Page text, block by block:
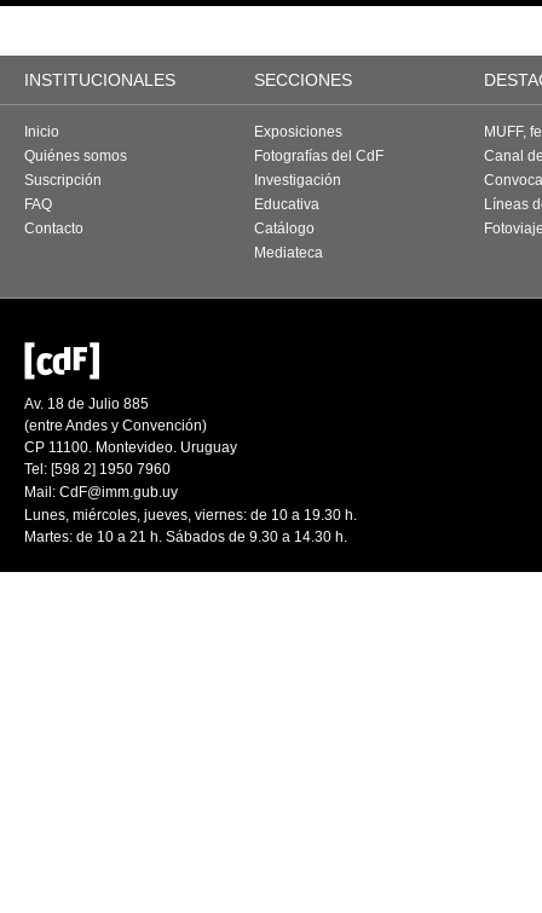
INSTITUCIONALES SECCIONES
Inicio
Quiénes somos
Suscripción
FAQ
Contacto
Exposiciones
Fotografías del CdF
Investigación
Educativa
Catálogo
Mediateca
MUFF,
Canal
Líneas
Av. 18 de Julio 885
(entre Andes y Convención)
CP 11100. Montevideo. Uruguay
Tel: [598 2] 1950 7960
Mail: CdF@imm.gub.uy
Lunes, miércoles, jueves, viernes: de 10 a 19.30 h.
Martes: de 10 a 21 h. Sábados de 9.30 a 14.30 h.